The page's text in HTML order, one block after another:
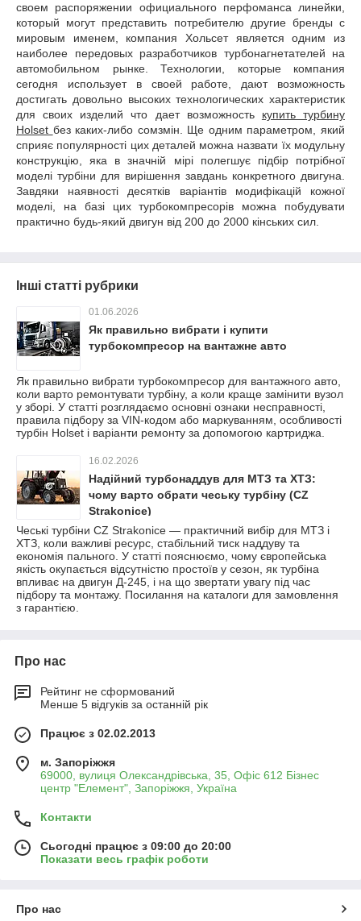
своем распоряжении официального перфоманса линейки,
который могут представить потребителю другие бренды с
мировым именем, компания Хольсет является одним из
наиболее передовых разработчиков турбонагнетателей на
автомобильном рынке. Технологии, которые компания
сегодня использует в своей работе, дают возможность
достигать довольно высоких технологических характеристик
для своих изделий что дает возможность купить турбину
Holset без каких-либо сомзмін. Ще одним параметром, який
сприяє популярності цих деталей можна назвати їх модульну
конструкцію, яка в значній мірі полегшує підбір потрібної
моделі турбіни для вирішення завдань конкретного двигуна.
Завдяки наявності десятків варіантів модифікацій кожної
моделі, на базі цих турбокомпресорів можна побудувати
практично будь-який двигун від 200 до 2000 кінських сил.
Інші статті рубрики
01.06.2026
Як правильно вибрати і купити
турбокомпресор на вантажне авто
Як правильно вибрати турбокомпресор для вантажного авто,
коли варто ремонтувати турбіну, а коли краще замінити вузол
у зборі. У статті розглядаємо основні ознаки несправності,
правила підбору за VIN-кодом або маркуванням, особливості
турбін Holset і варіанти ремонту за допомогою картриджа.
16.02.2026
Надійний турбонаддув для МТЗ та ХТЗ:
чому варто обрати чеську турбіну (CZ
Strakonice)
Чеські турбіни CZ Strakonice — практичний вибір для МТЗ і
ХТЗ, коли важливі ресурс, стабільний тиск наддуву та
економія пального. У статті пояснюємо, чому європейська
якість окупається відсутністю простоїв у сезон, як турбіна
впливає на двигун Д-245, і на що звертати увагу під час
підбору та монтажу. Посилання на каталоги для замовлення
з гарантією.
Про нас
Рейтинг не сформований
Менше 5 відгуків за останній рік
Працює з 02.02.2013
м. Запоріжжя
69000, вулиця Олександрівська, 35, Офіс 612 Бізнес
центр "Елемент", Запоріжжя, Україна
Контакти
Сьогодні працює з 09:00 до 20:00
Показати весь графік роботи
Про нас